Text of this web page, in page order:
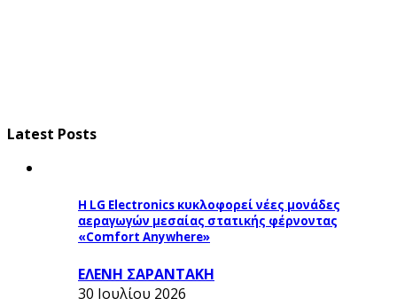
Latest Posts
Η LG Electronics κυκλοφορεί νέες μονάδες
αεραγωγών μεσαίας στατικής φέρνοντας
«Comfort Anywhere»
ΕΛΕΝΗ ΣΑΡΑΝΤΑΚΗ
30 Ιουλίου 2026